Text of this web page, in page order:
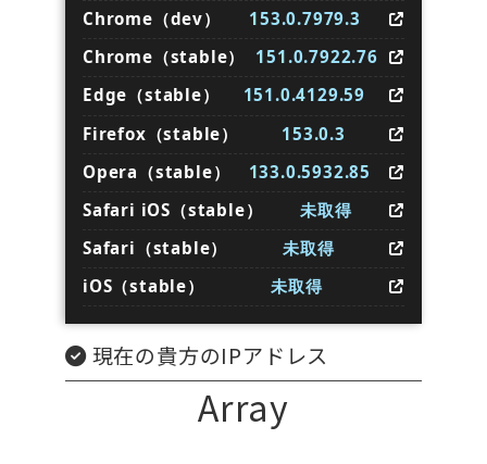
Chrome（dev）
153.0.7979.3
Chrome（stable）
151.0.7922.76
Edge（stable）
151.0.4129.59
Firefox（stable）
153.0.3
Opera（stable）
133.0.5932.85
Safari iOS（stable）
未取得
Safari（stable）
未取得
iOS（stable）
未取得
現在の貴方のIPアドレス
Array